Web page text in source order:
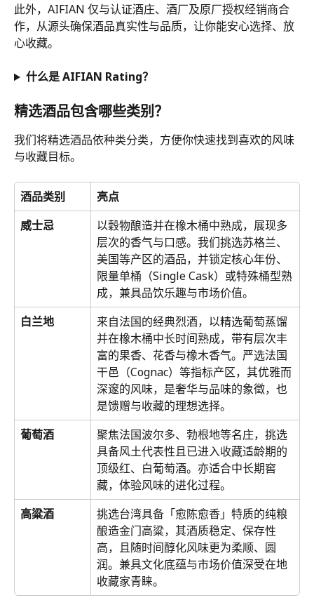
此外，AIFIAN 仅与认证酒庄、酒厂及原厂授权经销商合
作，从源头确保酒品真实性与品质，让你能安心选择、放
心收藏。
什么是 AIFIAN Rating？
精选酒品包含哪些类别？
我们将精选酒品依种类分类，方便你快速找到喜欢的风味
与收藏目标。
酒品类别
亮点
威士忌
以穀物酿造并在橡木桶中熟成，展现多
层次的香气与口感。我们挑选苏格兰、
美国等产区的酒品，并锁定核心年份、
限量单桶（Single Cask）或特殊桶型熟
成，兼具品饮乐趣与市场价值。
白兰地
来自法国的经典烈酒，以精选葡萄蒸馏
并在橡木桶中长时间熟成，带有层次丰
富的果香、花香与橡木香气。严选法国
干邑（Cognac）等指标产区，其优雅而
深邃的风味，是奢华与品味的象徵，也
是馈赠与收藏的理想选择。
葡萄酒
聚焦法国波尔多、勃根地等名庄，挑选
具备风土代表性且已进入收藏适龄期的
顶级红、白葡萄酒。亦适合中长期窖
藏，体验风味的进化过程。
高粱酒
挑选台湾具备「愈陈愈香」特质的纯粮
酿造金门高粱，其酒质稳定、保存性
高，且随时间醇化风味更为柔顺、圆
润。兼具文化底蕴与市场价值深受在地
收藏家青睐。